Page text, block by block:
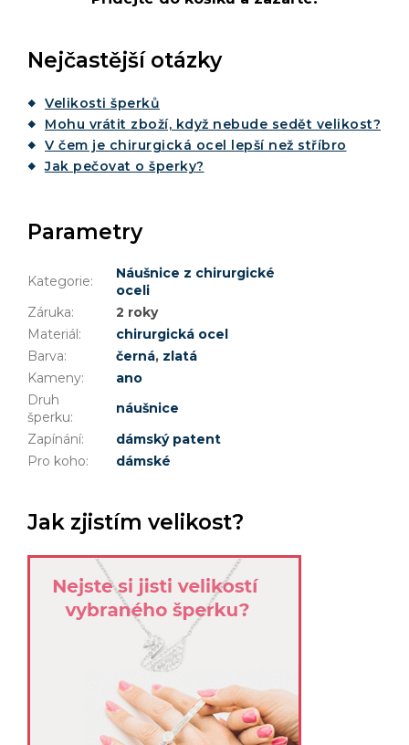
Nejčastější otázky
Velikosti šperků
Mohu vrátit zboží, když nebude sedět velikost?
V čem je chirurgická ocel lepší než stříbro
Jak pečovat o šperky?
Parametry
Kategorie:
Náušnice z chirurgické
oceli
Záruka:
2 roky
Materiál :
chirurgická ocel
Barva: černá, zlatá
Kameny:
ano
Druh
šperku:
náušnice
Zapínání:
dámský patent
Pro koho: dámské
Jak zjistím velikost?